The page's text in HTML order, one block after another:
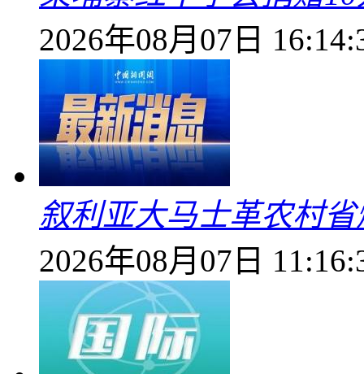
2026年08月07日
叙利亚大马士革农村
2026年08月07日